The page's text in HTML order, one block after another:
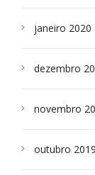
janeiro 2020
dezembro
novembro
outubro 2019